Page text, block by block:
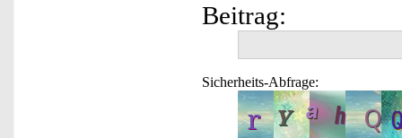
Beitrag:
Sicherheits-Abfrage: